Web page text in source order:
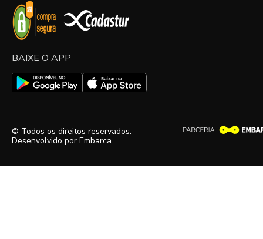
BAIXE O APP
© Todos os direitos reservados.
Desenvolvido por Embarca